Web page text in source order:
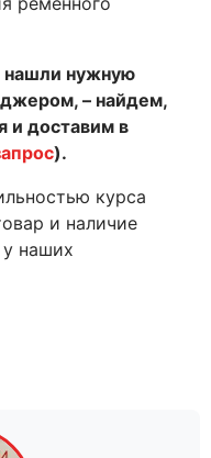
нашли нужную
– найдем,
и доставим в
).
курса
и наличие
у наших